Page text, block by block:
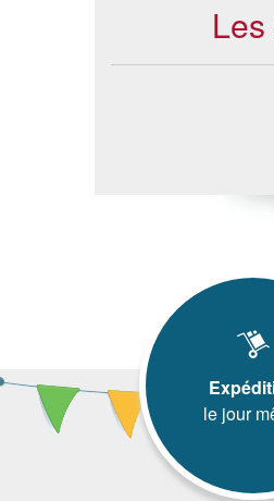
le jour